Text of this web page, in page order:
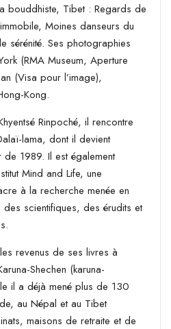
bouddhiste, Tibet : Regards de
Moines danseurs du
sérénité. Ses photographies
(RMA Museum, Aperture
(Visa pour l’image),
Kong.
Rinpoché, il rencontre
lama, dont il devient
1989. Il est également
Mind and Life, une
à la recherche menée en
scientifiques, des érudits et
revenus de ses livres à
Shechen (karuna-
il a déjà mené plus de 130
au Népal et au Tibet
maisons de retraite et de